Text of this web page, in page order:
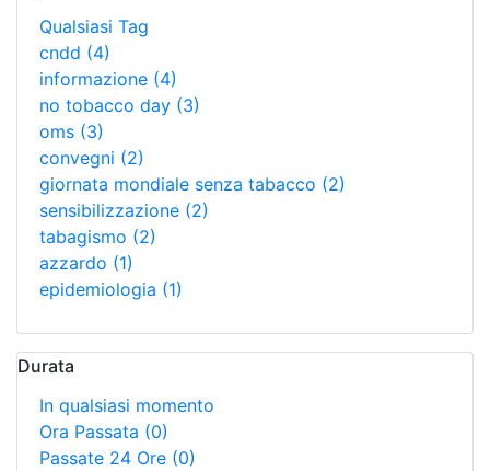
Qualsiasi Tag
cndd (4)
informazione (4)
no tobacco day (3)
oms (3)
convegni (2)
giornata mondiale senza tabacco (2)
sensibilizzazione (2)
tabagismo (2)
azzardo (1)
epidemiologia (1)
Durata
In qualsiasi momento
Ora Passata (0)
Passate 24 Ore (0)